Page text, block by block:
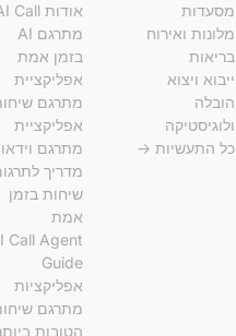
מסעדות
מלונות ואירוח
בריאות
ייבוא ויצוא
הובלה
ולוגיסטיקה
כל התעשיות →
אודות AI Call
מתרגם AI
בזמן אמת
אפליקציית
מתרגם
אפליקציית
מתרגם וידאו
מדריך
שיחות בזמן
אמת
Call Agent
Guide
אפליקציות
מתרגם
הטובות